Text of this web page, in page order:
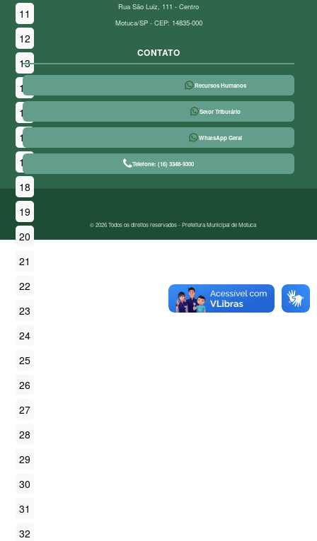
11
12
13
14
15
16
17
18
19
20
21
22
23
24
25
26
27
28
29
30
31
32
Rua São Luiz, 111 - Centro
Motuca/SP - CEP: 14835-000
CONTATO
Recursos Humanos
Setor Tributário
WhatsApp Geral
Telefone: (16) 3348-9300
© 2026 Todos os direitos reservados - Prefeitura Municipal de Motuca